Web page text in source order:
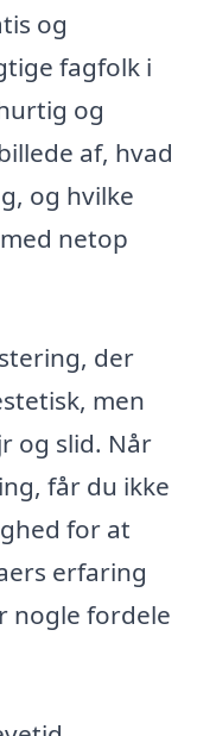
og
fagfolk i
og
af, hvad
og hvilke
netop
der
men
og slid. Når
får du ikke
for at
erfaring
nogle fordele